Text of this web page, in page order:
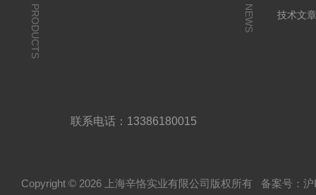
PRODUCTS NEWS
技术文
联系电话：13386180015
Copyright © 2026 上海辛恪实业有限公司版权所有 备案号：